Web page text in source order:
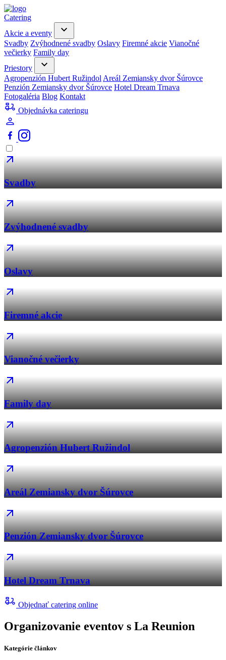
Catering
Akcie a eventy
Svadby Zvýhodnené svadby Oslavy Firemné akcie Vianočné
večierky Family day
Priestory
Agropenzión Hubert Ružindol Areál Zemiansky dvor Šúrovce
Penzión Zemiansky dvor Šúrovce Hotel Dream Trnava
Fotogaléria Blog Kontakt
Objednávka cateringu
Svadby
Zvýhodnené svadby
Oslavy
Firemné akcie
Vianočné večierky
Family day
Agropenzión Hubert Ružindol
Areál Zemiansky dvor Šúrovce
Penzión Zemiansky dvor Šúrovce
Hotel Dream Trnava
Objednať catering online
Organizovanie eventov s La Reunion
Kategórie článkov